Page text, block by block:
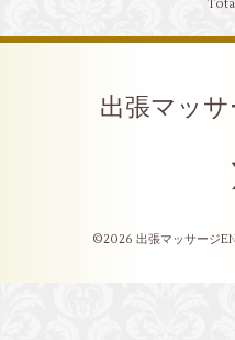
出張マッ
©2026 出張マッサージ